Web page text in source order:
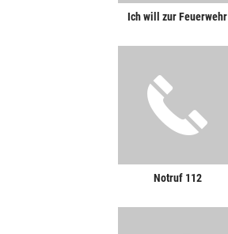
Ich will zur Feuerwehr
Notruf 112